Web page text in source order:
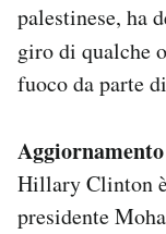
palestinese, ha
giro di qualche
fuoco da parte
Aggiornamento
Hillary Clinton
presidente